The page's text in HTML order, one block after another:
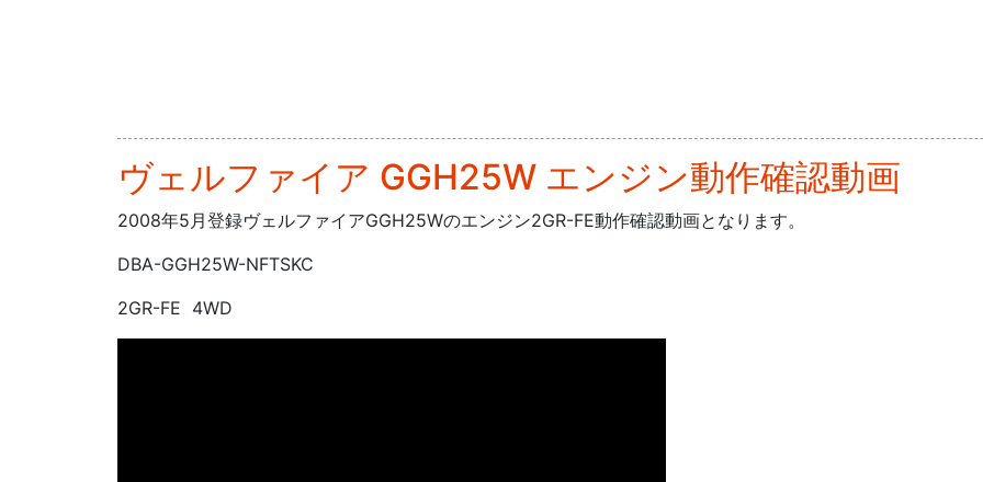
ヴェルファイア GGH25W エンジン動作確認動画
2008年5月登録ヴェルファイアGGH25Wのエンジン2GR-FE動作確認動画となります。
DBA-GGH25W-NFTSKC
2GR-FE 4WD